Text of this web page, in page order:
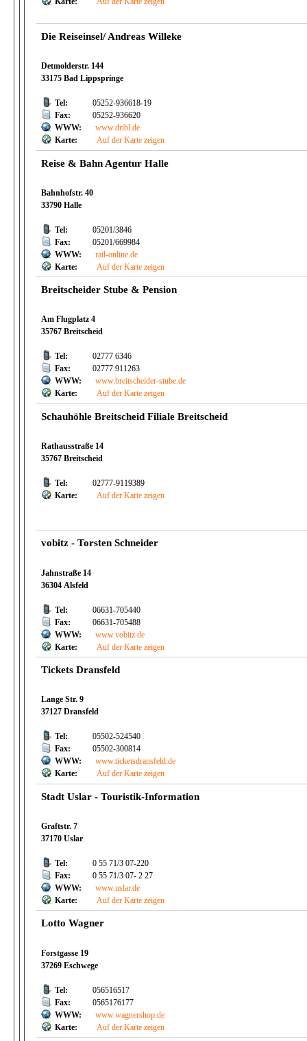
Die Reiseinsel/ Andreas Willeke
Detmolderstr. 144
33175 Bad Lippspringe
Tel:
05252-936618-19
Fax:
05252-936620
WWW:
www.dribl.de
Karte:
Auf der Karte zeigen
Reise & Bahn Agentur Halle
Bahnhofstr. 40
33790 Halle
Tel:
05201/3846
Fax:
05201/669984
WWW:
rail-online.de
Karte:
Auf der Karte zeigen
Breitscheider Stube & Pension
Am Flugplatz 4
35767 Breitscheid
Tel:
02777 6346
Fax:
02777 911263
WWW:
www.breitscheider-stube.de
Karte:
Auf der Karte zeigen
Schauhöhle Breitscheid Filiale Breitscheid
Rathausstraße 14
35767 Breitscheid
Tel:
02777-9119389
Karte:
Auf der Karte zeigen
vobitz - Torsten Schneider
Jahnstraße 14
36304 Alsfeld
Tel:
06631-705440
Fax:
06631-705488
WWW:
www.vobitz.de
Karte:
Auf der Karte zeigen
Tickets Dransfeld
Lange Str. 9
37127 Dransfeld
Tel:
05502-524540
Fax:
05502-300814
WWW:
www.ticketsdransfeld.de
Karte:
Auf der Karte zeigen
Stadt Uslar - Touristik-Information
Graftstr. 7
37170 Uslar
Tel:
0 55 71/3 07-220
Fax:
0 55 71/3 07- 2 27
WWW:
www.uslar.de
Karte:
Auf der Karte zeigen
Lotto Wagner
Forstgasse 19
37269 Eschwege
Tel:
056516517
Fax:
0565176177
WWW:
www.wagnershop.de
Karte:
Auf der Karte zeigen